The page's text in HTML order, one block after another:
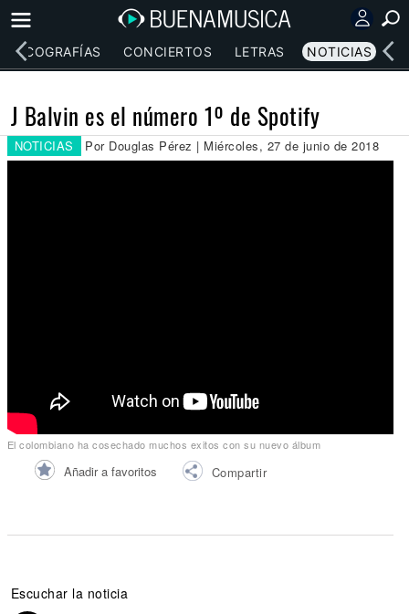
DISCOGRAFÍAS CONCIERTOS LETRAS NOTICIAS
J Balvin es el número 1º de Spotify
NOTICIAS Por Douglas Pérez | Miércoles, 27 de junio de 2018
El colombiano ha cosechado muchos exitos con su nuevo álbum
Añadir a favoritos Compartir
Escuchar la noticia